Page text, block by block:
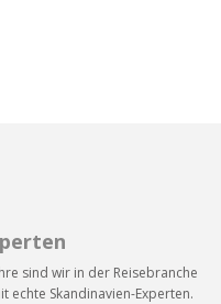
sind wir in der Reisebranche
echte Skandinavien-Experten.